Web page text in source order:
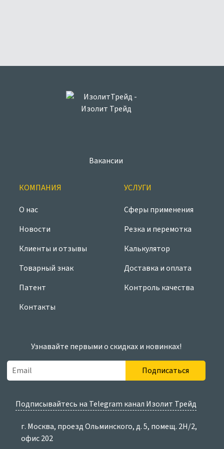
Вакансии
КОМПАНИЯ
О нас
Новости
Клиенты и отзывы
Товарный знак
Патент
Контакты
УСЛУГИ
Сферы применения
Резка и перемотка
Калькулятор
Доставка и оплата
Контроль качества
Узнавайте первыми о скидках и новинках!
Подписаться
Подписывайтесь на Telegram канал Изолит Трейд
г. Москва, проезд Ольминского, д. 5, помещ. 2Н/2,
офис 202